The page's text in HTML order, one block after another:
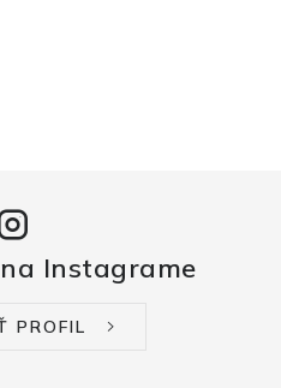
Instagrame
PROFIL